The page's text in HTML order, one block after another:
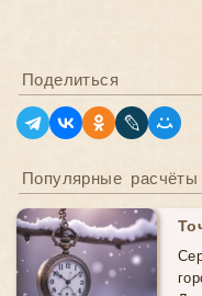
Поделиться
Популярные расчёты